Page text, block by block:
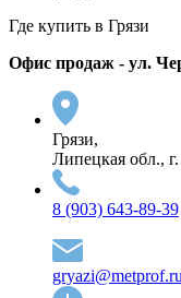
Где купить в Грязи
Офис продаж - ул.
Грязи,
Липецкая обл.,
8 (903) 643-89-39